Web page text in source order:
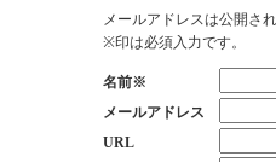
メールアドレスは公開さ
※印は必須入力です。
名前※
メールアドレス
URL